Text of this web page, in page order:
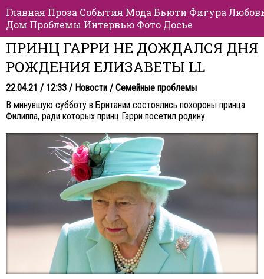
Главная Проза События Мода Бьюти Фигура
Дом Проблемы Интервью Фото Досье
ПРИНЦ ГАРРИ НЕ ДОЖДАЛСЯ ДНЯ
РОЖДЕНИЯ ЕЛИЗАВЕТЫ LL
22.04.21 / 12:33 / Новости / Семейные проблемы
В минувшую субботу в Британии состоялись похороны принца
Филиппа, ради которых принц Гарри посетил родину.